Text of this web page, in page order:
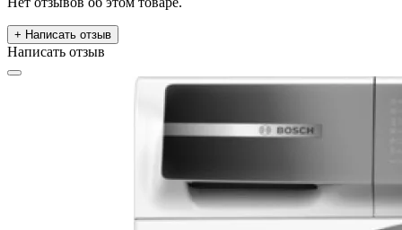
+ Написать отзыв
Написать отзыв